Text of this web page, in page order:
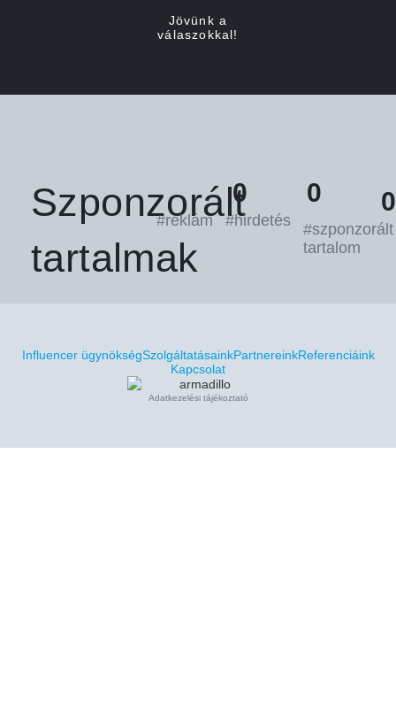
Jövünk a
válaszokkal!
Szponzorált
tartalmak
#reklám
0
#hirdetés
0
#szponzorált
tartalom
0
Influencer ügynökségSzolgáltatásainkPartnereinkReferenciáink
Kapcsolat
Adatkezelési tájékoztató